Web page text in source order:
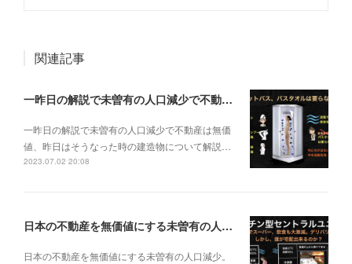
関連記事
一昨日の解説で未曽有の人口減少で不動産は無価値、昨日はそうなった時の建造物について解説、今日からはその設備について解説をして行く。
一昨日の解説で未曽有の人口減少で不動産は無価
値、昨日はそうなった時の建造物について解説…
2023.07.02 20:08
日本の不動産を無価値にする未曽有の人口減少。ではこれからの建築物の構造はどうなるかは既に解説した。今はその内部の内容。その1
日本の不動産を無価値にする未曽有の人口減少。